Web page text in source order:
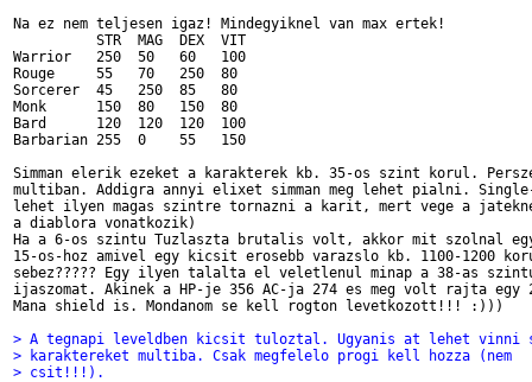
Na ez nem teljesen igaz! Mindegyiknel van max ertek!
          STR  MAG  DEX  VIT
Warrior   250  50   60   100
Rouge     55   70   250  80
Sorcerer  45   250  85   80
Monk      150  80   150  80
Bard      120  120  120  100
Barbarian 255  0    55   150
Simman elerik ezeket a karakterek kb. 35-os szint korul.
multiban. Addigra annyi elixet simman meg lehet pialni. Single-
lehet ilyen magas szintre tornazni a karit, mert vege a
a diablora vonatkozik)
Ha a 6-os szintu Tuzlaszta brutalis volt, akkor mit szolnal
15-os-hoz amivel egy kicsit erosebb varazslo kb. 1100-1200
sebez????? Egy ilyen talalta el veletlenul minap a 38-as
ijaszomat. Akinek a HP-je 356 AC-ja 274 es meg volt rajta egy
Mana shield is. Mondanom se kell rogton levetkozott!!! :)))
> A tegnapi leveldben kicsit tuloztal. Ugyanis at lehet vinni
> karaktereket multiba. Csak megfelelo progi kell hozza (nem
> csit!!!).